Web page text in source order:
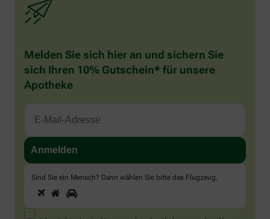
Melden Sie sich hier an und sichern Sie
sich Ihren 10% Gutschein* für unsere
Apotheke
Sind Sie ein Mensch? Dann wählen Sie bitte das Flugzeug.
Sind
Sie
ein
1 2